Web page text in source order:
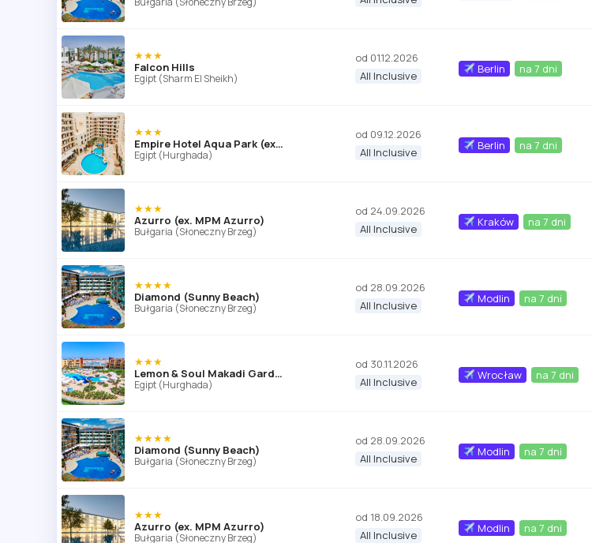
★★★
Falcon Hills
Egipt (Sharm El Sheikh)
od 01.12.2026
All Inclusive
Berlin na 7 dni
★★★
Empire Hotel Aqua Park (ex. Triton Empire Hotel Hurghada)
Egipt (Hurghada)
od 09.12.2026
All Inclusive
Berlin na 7 dni
★★★
Azurro (ex. MPM Azurro)
Bułgaria (Słoneczny Brzeg)
od 24.09.2026
All Inclusive
Kraków na 7 dni
★★★★
Diamond (Sunny Beach)
Bułgaria (Słoneczny Brzeg)
od 28.09.2026
All Inclusive
Modlin na 7 dni
★★★
Lemon & Soul Makadi Garden (ex Labranda Garden Makadi)
Egipt (Hurghada)
od 30.11.2026
All Inclusive
Wrocław na 7 dni
★★★★
Diamond (Sunny Beach)
Bułgaria (Słoneczny Brzeg)
od 28.09.2026
All Inclusive
Modlin na 7 dni
★★★
Azurro (ex. MPM Azurro)
Bułgaria (Słoneczny Brzeg)
od 18.09.2026
All Inclusive
Modlin na 7 dni